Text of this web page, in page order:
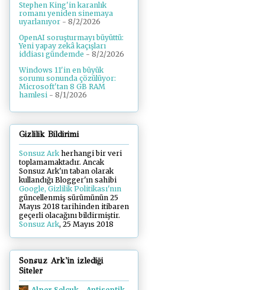
Stephen King'in karanlık
romanı yeniden sinemaya
uyarlanıyor - 8/2/2026
OpenAI soruşturmayı büyüttü:
Yeni yapay zekâ kaçışları
iddiası gündemde - 8/2/2026
Windows 11'in en büyük
sorunu sonunda çözülüyor:
Microsoft'tan 8 GB RAM
hamlesi - 8/1/2026
Gizlilik Bildirimi
Sonsuz Arkherhangi bir veri
toplamamaktadır. Ancak
Sonsuz Ark'ın taban olarak
kullandığı Blogger'ın sahibi
Google, Gizlilik Politikası'nın
güncellenmiş sürümünün 25
Mayıs 2018 tarihinden itibaren
geçerli olacağını bildirmiştir.
Sonsuz Ark, 25 Mayıs 2018
Sonsuz Ark'in izlediği
Siteler